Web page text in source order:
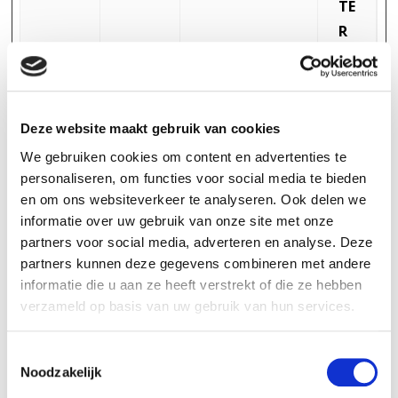
Deze website maakt gebruik van cookies
We gebruiken cookies om content en advertenties te
personaliseren, om functies voor social media te bieden
en om ons websiteverkeer te analyseren. Ook delen we
informatie over uw gebruik van onze site met onze
partners voor social media, adverteren en analyse. Deze
partners kunnen deze gegevens combineren met andere
informatie die u aan ze heeft verstrekt of die ze hebben
verzameld op basis van uw gebruik van hun services.
Noodzakelijk
TE
R
MI
JN
__Sec
ure-
ROLL
OUT_
TOKE
N
YouT
ube
Wordt
gebruikt om
de interactie
gebruikers
met
embedded
inhoud bij te
0
da
n
Se